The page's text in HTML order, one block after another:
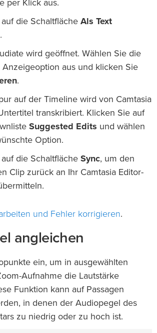
per Klick aus.
die Schaltfläche Als Text
.
wird geöffnet. Wählen Sie die
Anzeigeoption aus und klicken Sie
.
auf der Timeline wird von Camtasia
transkribiert. Klicken Sie auf
Suggested Edits und wählen
Option.
die Schaltfläche Sync, um den
Clip zurück an Ihr Camtasia Editor-
und Fehler korrigieren.
angleichen
ein, um in ausgewählten
Aufnahme die Lautstärke
Funktion kann auf Passagen
in denen der Audiopegel des
zu niedrig oder zu hoch ist.